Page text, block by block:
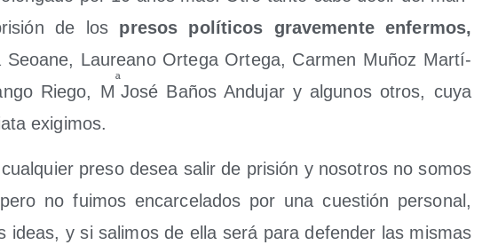
de los pre­sos polí­ti­cos gra­ve­men­te enfer­mos,
Seoa­ne, Lau­reano Orte­ga Orte­ga, Car­men Muñoz Mar­tí­
Rie­go, M
ª
José Baños Andu­jar y algu­nos otros, cuya
exigimos.
pre­so desea salir de pri­sión y noso­tros no somos
no fui­mos encar­ce­la­dos por una cues­tión per­so­nal,
ideas, y si sali­mos de ella será para defen­der las mis­mas